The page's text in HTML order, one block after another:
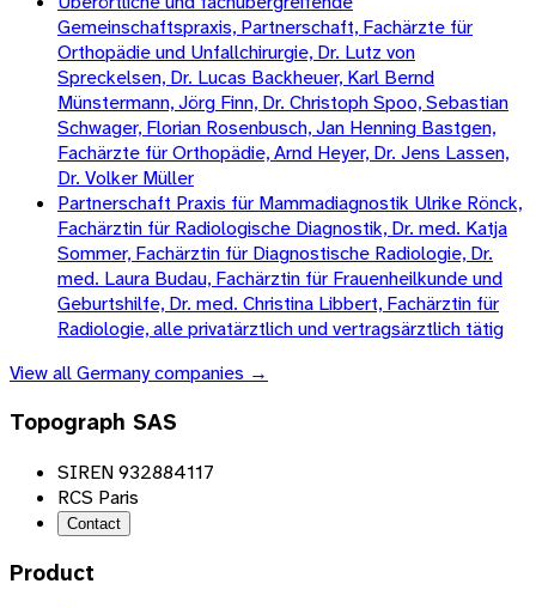
Gemeinschaftspraxis, Partnerschaft, Fachärzte für
Orthopädie und Unfallchirurgie, Dr. Lutz von
Spreckelsen, Dr. Lucas Backheuer, Karl Bernd
Münstermann, Jörg Finn, Dr. Christoph Spoo, Sebastian
Schwager, Florian Rosenbusch, Jan Henning Bastgen,
Fachärzte für Orthopädie, Arnd Heyer, Dr. Jens Lassen,
Dr. Volker Müller
Partnerschaft Praxis für Mammadiagnostik Ulrike Rönck,
Fachärztin für Radiologische Diagnostik, Dr. med. Katja
Sommer, Fachärztin für Diagnostische Radiologie, Dr.
med. Laura Budau, Fachärztin für Frauenheilkunde und
Geburtshilfe, Dr. med. Christina Libbert, Fachärztin für
Radiologie, alle privatärztlich und vertragsärztlich tätig
View allGermanycompanies →
Topograph SAS
SIREN 932884117
RCS Paris
Contact
Product